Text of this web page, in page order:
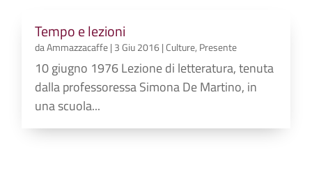
Tempo e lezioni
daAmmazzacaffe| 3 Giu 2016|Culture, Presente
10 giugno 1976 Lezione di letteratura, tenuta
dalla professoressa Simona De Martino, in
una scuola...